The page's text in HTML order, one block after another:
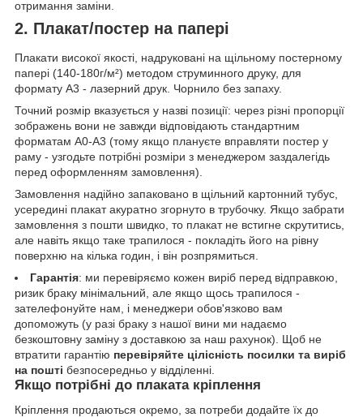
отримання заміни.
2. Плакат/постер на папері
Плакати високої якості, надруковані на щільному постерному
папері (140-180г/м²) методом струминного друку, для
формату А3 - лазерний друк. Чорнило без запаху.
Точний розмір вказується у назві позиції: через різні пропорції
зображень вони не завжди відповідають стандартним
форматам А0-А3 (тому якщо плануєте вправляти постер у
раму - узгодьте потрібні розміри з менеджером заздалегідь
перед оформленням замовлення).
Замовлення надійно запаковано в щільний картонний тубус,
усередині плакат акуратно згорнуто в трубочку. Якщо забрати
замовлення з пошти швидко, то плакат не встигне скрутитись,
але навіть якщо таке трапилося - покладіть його на рівну
поверхню на кілька годин, і він розпрямиться.
Гарантія: ми перевіряємо кожен виріб перед відправкою,
ризик браку мінімальний, але якщо щось трапилося -
зателефонуйте нам, і менеджери обов'язково вам
допоможуть (у разі браку з нашої вини ми надаємо
безкоштовну заміну з доставкою за наш рахунок). Щоб не
втратити гарантію перевіряйте цілісність посилки та виріб
на пошті безпосередньо у відділенні.
Якщо потрібні до плаката кріплення
Кріплення продаються окремо, за потреби додайте їх до